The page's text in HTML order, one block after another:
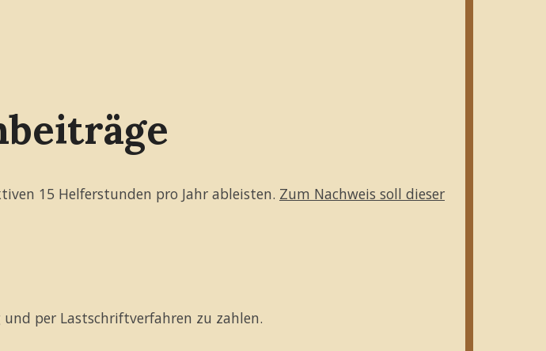
15 Helferstunden pro Jahr ableisten. Zum Nachweis soll dieser
per Lastschriftverfahren zu zahlen.